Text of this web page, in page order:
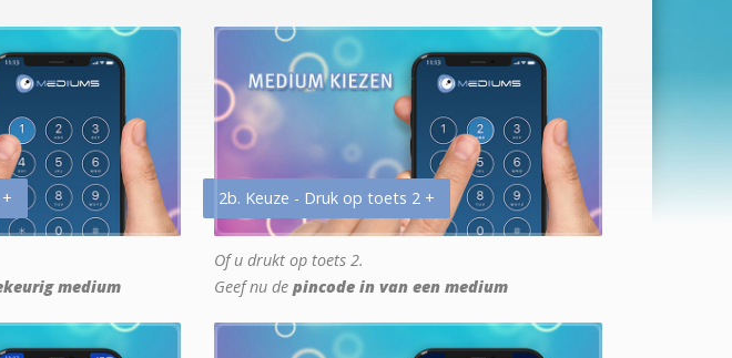
medium
2b. Keuze - Druk op toets 2 +
Of u drukt op toets 2.
Geef nu de pincode in van een medium